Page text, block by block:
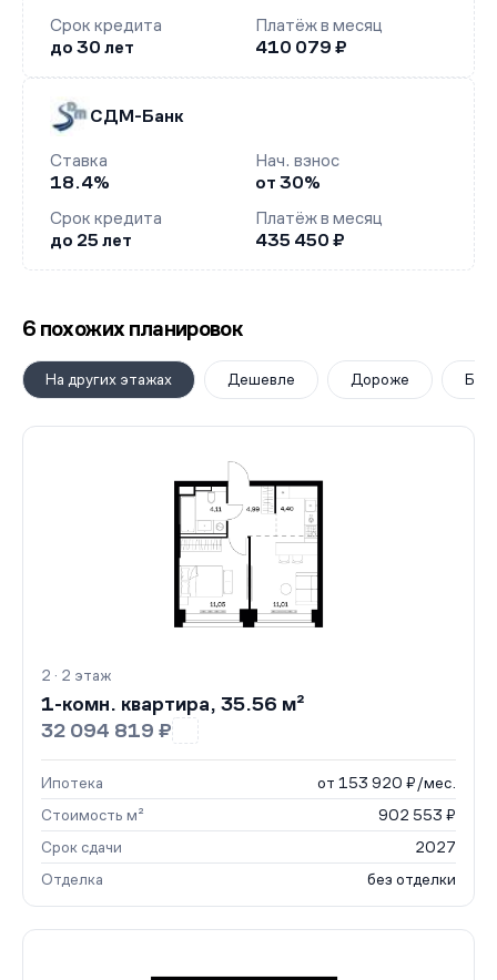
Срок кредита
до 30 лет
Платёж в месяц
410 079 ₽
СДМ-Банк
Ставка
18.4%
Нач. взнос
от 30%
Срок кредита
до 25 лет
Платёж в месяц
435 450 ₽
6 похожих планировок
На других этажах Дешевле Дороже
2 · 2 этаж
1-комн. квартира, 35.56 м²
32 094 819 ₽
Ипотека
от 153 920 ₽/мес.
Стоимость м²
902 553 ₽
Срок сдачи
2027
Отделка
без отделки